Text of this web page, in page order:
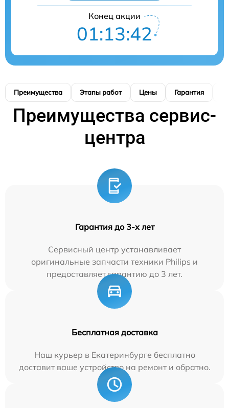
Конец акции
01:13:41
Преимущества Этапы работ Цены Гарантия
Преимущества сервис-
центра
Гарантия до 3-х лет
Сервисный центр устанавливает
оригинальные запчасти техники Philips и
предоставляет гарантию до 3 лет.
Бесплатная доставка
Наш курьер в Екатеринбурге бесплатно
доставит ваше устройство на ремонт и обратно.